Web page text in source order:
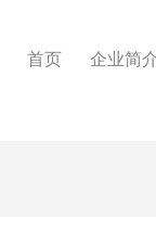
首页 企业简